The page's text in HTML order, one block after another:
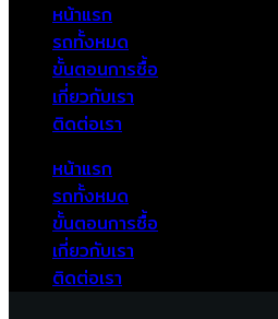
หน้าแรก
รถทั้งหมด
ขั้นตอนการซื้อ
เกี่ยวกับเรา
ติดต่อเรา
หน้าแรก
รถทั้งหมด
ขั้นตอนการซื้อ
เกี่ยวกับเรา
ติดต่อเรา